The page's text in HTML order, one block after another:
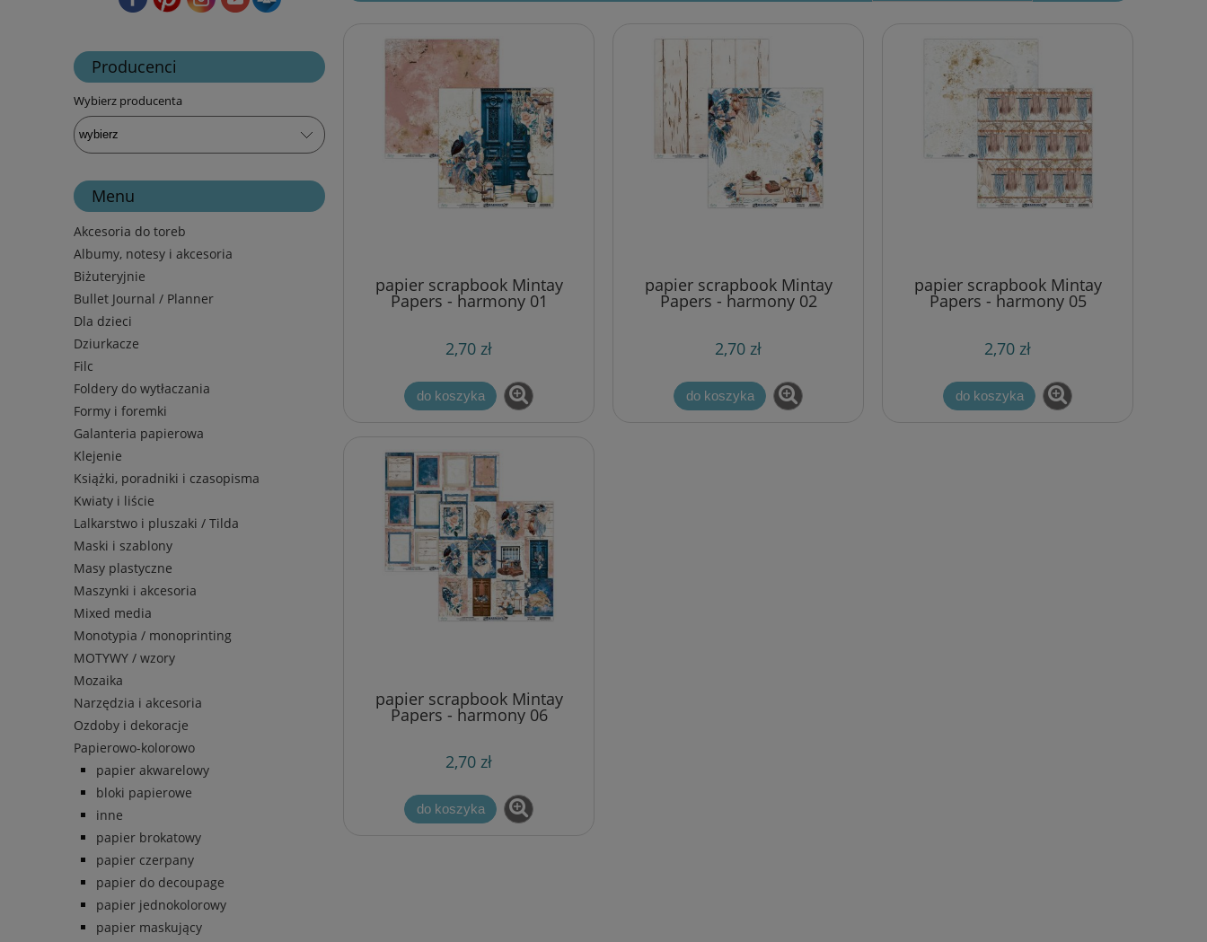
Producenci
Wybierz producenta
Menu
Akcesoria do toreb
Albumy, notesy i akcesoria
Biżuteryjnie
Bullet Journal / Planner
Dla dzieci
Dziurkacze
Filc
Foldery do wytłaczania
Formy i foremki
Galanteria papierowa
Klejenie
Książki, poradniki i czasopisma
Kwiaty i liście
Lalkarstwo i pluszaki / Tilda
Maski i szablony
Masy plastyczne
Maszynki i akcesoria
Mixed media
Monotypia / monoprinting
MOTYWY / wzory
Mozaika
Narzędzia i akcesoria
Ozdoby i dekoracje
Papierowo-kolorowo
papier akwarelowy
bloki papierowe
inne
papier brokatowy
papier czerpany
papier do decoupage
papier jednokolorowy
papier maskujący
papier scrapbook Mintay
Papers - harmony 01
2,70 zł
do koszyka
papier scrapbook Mintay
Papers - harmony 02
2,70 zł
do koszyka
papier scrapbook Mintay
Papers - harmony 05
2,70 zł
do koszyka
papier scrapbook Mintay
Papers - harmony 06
2,70 zł
do koszyka